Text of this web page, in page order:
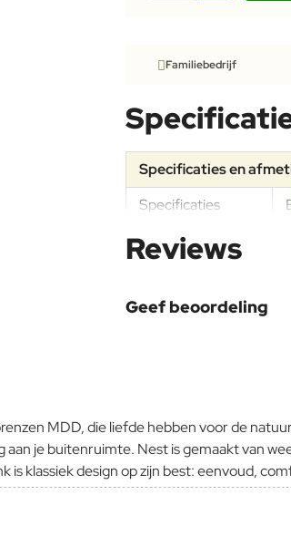
Familiebedrijf
Specificaties en
Specificaties
Reviews
Geef beoordeling
MDD, die liefde hebben voor de
je buitenruimte. Nest is gemaakt van
klassiek design op zijn best: eenvoud,